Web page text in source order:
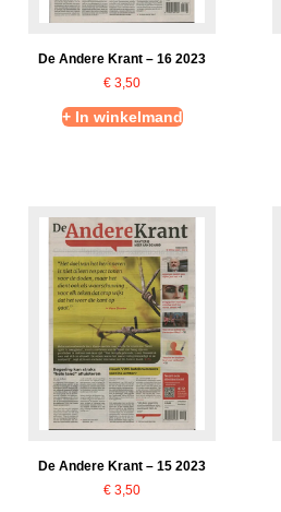
De Andere Krant – 16 2023
€ 3,50
+ In winkelmand
De Andere Krant – 15 2023
€ 3,50